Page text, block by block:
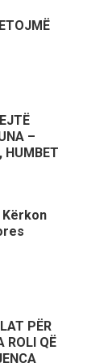
–
HUMBET
PËR
ROLI QË